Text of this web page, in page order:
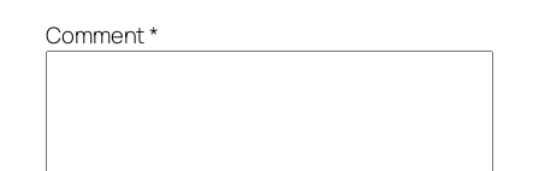
Comment*